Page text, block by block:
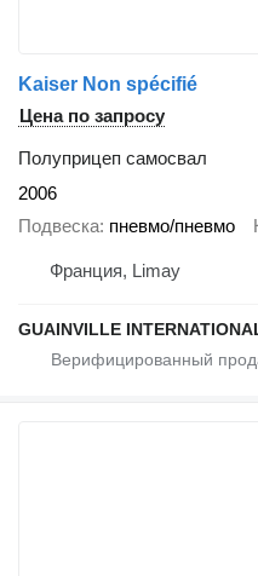
Kaiser Non spécifié
Цена по запросу
Полуприцеп самосвал
2006
Подвеска пневмо/пневмо
Франция, Limay
GUAINVILLE